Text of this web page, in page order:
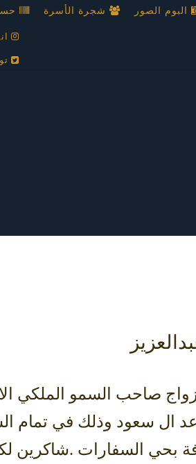
البوم الصور شجرة الأسرة
صاحب السمو الملكي
ال سعود وذلك في تمام
12-2-1434هـ الموافق 25-12 بقصر الثقافة